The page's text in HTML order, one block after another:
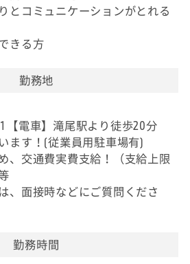
とコミュニケーションがとれる
きる方
勤務地
【電車】滝尾駅より徒歩20分
ます！(従業員用駐車場有)
、交通費実費支給！（支給上限
等
、面接時などにご質問くださ
勤務時間